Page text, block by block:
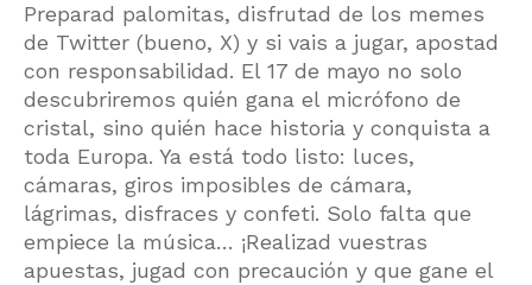
Preparad palomitas, disfrutad de los memes
de Twitter (bueno, X) y si vais a jugar, apostad
con responsabilidad. El 17 de mayo no solo
descubriremos quién gana el micrófono de
cristal, sino quién hace historia y conquista a
toda Europa. Ya está todo listo: luces,
cámaras, giros imposibles de cámara,
lágrimas, disfraces y confeti. Solo falta que
empiece la música… ¡Realizad vuestras
apuestas, jugad con precaución y que gane el